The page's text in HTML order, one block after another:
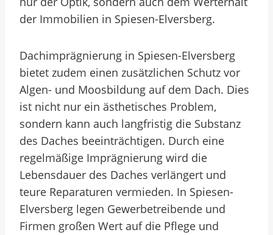
der Immobilien in Spiesen-Elversberg.
Dachimprägnierung in Spiesen-Elversberg
bietet zudem einen zusätzlichen Schutz vor
Algen- und Moosbildung auf dem Dach. Dies
ist nicht nur ein ästhetisches Problem,
sondern kann auch langfristig die Substanz
des Daches beeinträchtigen. Durch eine
regelmäßige Imprägnierung wird die
Lebensdauer des Daches verlängert und
teure Reparaturen vermieden. In Spiesen-
Elversberg legen Gewerbetreibende und
Firmen großen Wert auf die Pflege und